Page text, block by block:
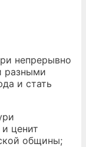
непрерывно
разными
и стать
ценит
общины;